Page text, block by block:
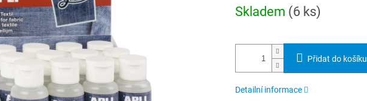
cena:
Skladem (6 ks)
Přidat do košíku
Detailní informace